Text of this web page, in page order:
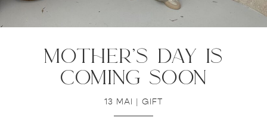
mother’s day is
coming soon
13 MAI | GIFT